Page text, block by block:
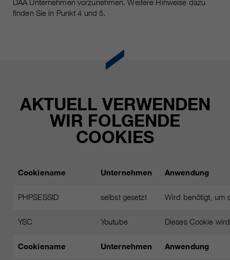
DAA Unternehmen vorzunehmen. Weitere Hinweise dazu
finden Sie in Punkt 4 und 5.
AKTUELL VERWENDEN
WIR FOLGENDE
COOKIES
Cookiename Unternehmen Anwendung
PHPSESSID selbst gesetzt Wird benötigt, um
YSC Youtube Dieses Cookie
Cookiename Unternehmen Anwendung